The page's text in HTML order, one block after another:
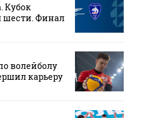
Кубок
Финал
волейболу
карьеру